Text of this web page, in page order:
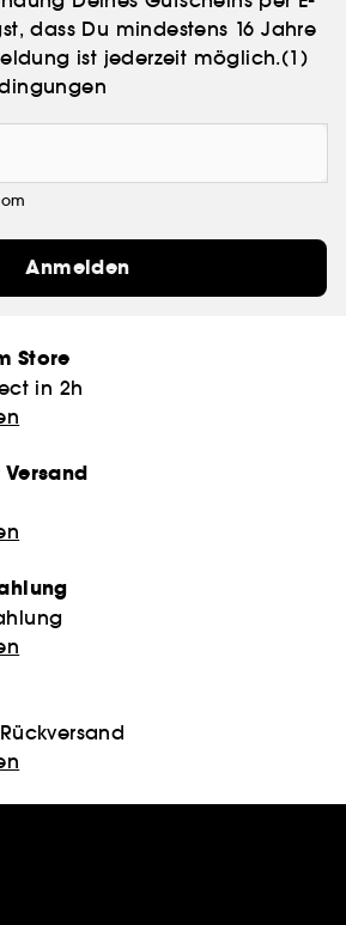
dass Du mindestens 16 Jahre
ist jederzeit möglich.(1)
Anmelden
Store
in 2h